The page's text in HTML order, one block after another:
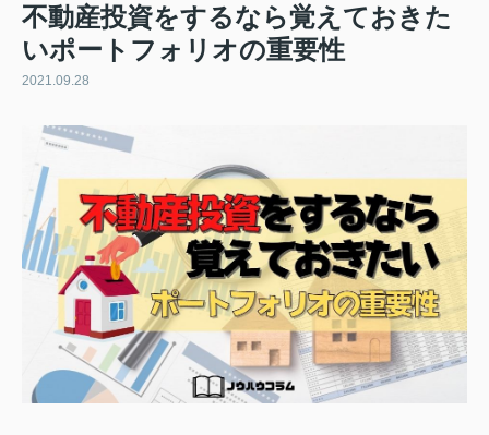
不動産投資をするなら覚えておきた
いポートフォリオの重要性
2021.09.28